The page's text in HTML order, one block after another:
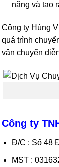
nặng và tạo
Công ty Hùng
quá trình
vận chuyển
Công ty
Đ/C : Số 48
MST :